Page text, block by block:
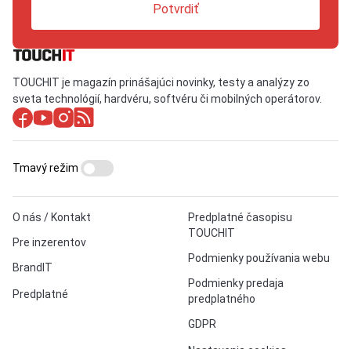
Potvrdiť
TOUCHIT je magazín prinášajúci novinky, testy a analýzy zo
sveta technológií, hardvéru, softvéru či mobilných operátorov.
O nás / Kontakt
Pre inzerentov
BrandIT
Predplatné
Predplatné časopisu
TOUCHIT
Podmienky používania webu
Podmienky predaja
predplatného
GDPR
Tmavý režim